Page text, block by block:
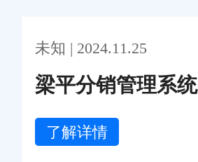
未知 | 2024.11.25
梁平分销管理系统
了解详情